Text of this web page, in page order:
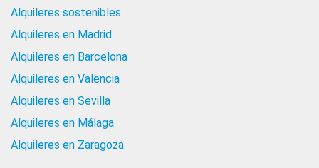
Alquileres sostenibles
Alquileres en Madrid
Alquileres en Barcelona
Alquileres en Valencia
Alquileres en Sevilla
Alquileres en Málaga
Alquileres en Zaragoza